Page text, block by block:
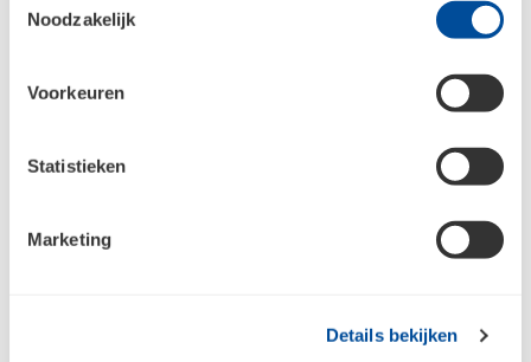
Noodzakelijk
Voorkeuren
Statistieken
Marketing
Details bekijken
Meld je aan voor de nieuwsbrief en
Jouw e-mailadres